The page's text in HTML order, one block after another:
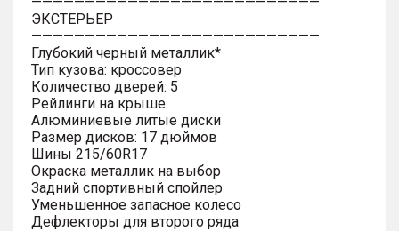
ЭКСТЕРЬЕР
———————————————————————————
Глубокий черный металлик*
Тип кузова: кроссовер
Количество дверей: 5
Рейлинги на крыше
Алюминиевые литые диски
Размер дисков: 17 дюймов
Шины 215/60R17
Окраска металлик на выбор
Задний спортивный спойлер
Уменьшенное запасное колесо
Дефлекторы для второго ряда